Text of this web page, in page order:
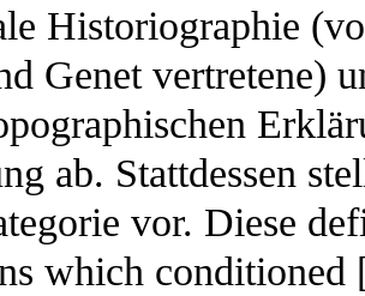
Historiographie
Genet vertretene)
ab. Stattdessen
vor. Diese
which